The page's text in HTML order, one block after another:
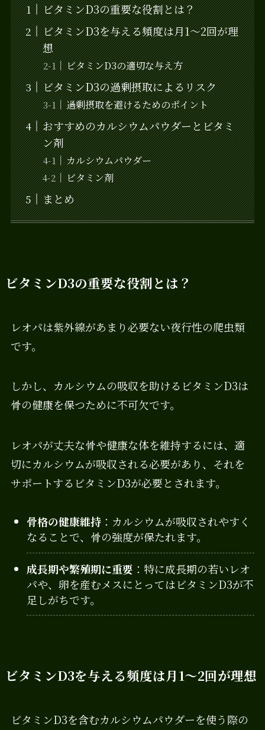
ビタミンD3の重要な役割とは？
ビタミンD3を与える頻度は月1〜2回が理
想
ビタミンD3の適切な与え方
ビタミンD3の過剰摂取によるリスク
過剰摂取を避けるためのポイント
おすすめのカルシウムパウダーとビタミ
ン剤
カルシウムパウダー
ビタミン剤
まとめ
ビタミンD3の重要な役割とは？
レオパは紫外線があまり必要ない夜行性の爬虫類
です。
しかし、カルシウムの吸収を助けるビタミンD3は
骨の健康を保つために不可欠です。
レオパが丈夫な骨や健康な体を維持するには、適
切にカルシウムが吸収される必要があり、それを
サポートするビタミンD3が必要とされます。
骨格の健康維持：カルシウムが吸収されやすく
なることで、骨の強度が保たれます。
成長期や繁殖期に重要 ：特に成長期の若いレオ
パや、卵を産むメスにとってはビタミンD3が不
足しがちです。
ビタミンD3を与える頻度は月1〜2回が理想
ビタミンD3を含むカルシウムパウダーを使う際の